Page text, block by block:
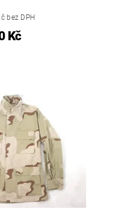
bez DPH
Kč